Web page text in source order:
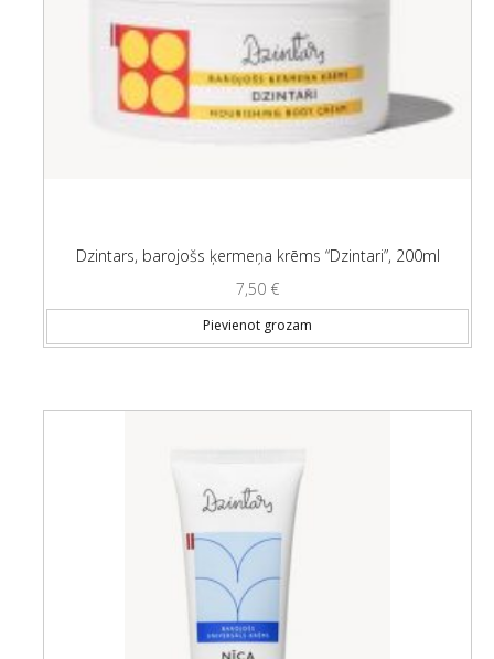
Dzintars, barojošs ķermeņa krēms “Dzintari”, 200ml
7,50 €
Pievienot grozam